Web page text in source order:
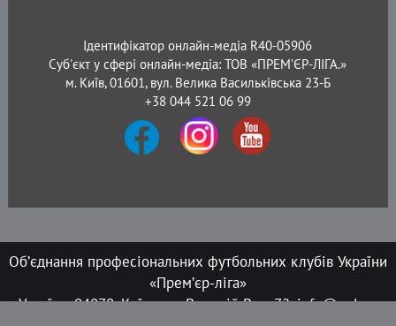
Ідентифікатор онлайн-медіа R40-05906
Суб'єкт у сфері онлайн-медіа: ТОВ «ПРЕМ’ЄР-ЛІГА.»
м. Київ, 01601, вул. Велика Васильківська 23-Б
+38 044 521 06 99
Об’єднання професіональних футбольних клубів України
«Прем’єр-ліга»
Україна, 04070, Київ, вул. Верхній Вал, 72, info@upl.ua